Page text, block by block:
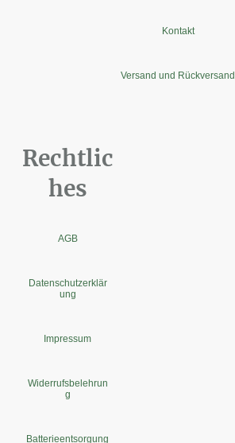
Kontakt
Versand und Rückversand
Rechtlic
hes
AGB
Datenschutzerklär
ung
Impressum
Widerrufsbelehrun
g
Batterieentsorgung